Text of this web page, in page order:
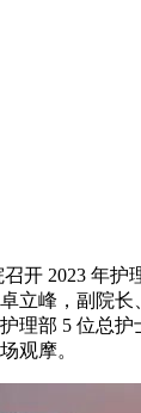
开 2023 年护
立峰，副院长
理部 5 位总
观摩。